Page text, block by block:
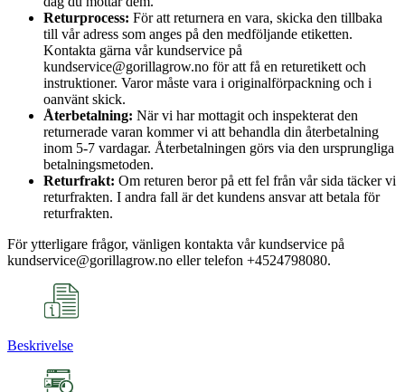
Returprocess: För att returnera en vara, skicka den tillbaka
till vår adress som anges på den medföljande etiketten.
Kontakta gärna vår kundservice på
kundservice@gorillagrow.no för att få en returetikett och
instruktioner. Varor måste vara i originalförpackning och i
oanvänt skick.
Återbetalning: När vi har mottagit och inspekterat den
returnerade varan kommer vi att behandla din återbetalning
inom 5-7 vardagar. Återbetalningen görs via den ursprungliga
betalningsmetoden.
Returfrakt: Om returen beror på ett fel från vår sida täcker vi
returfrakten. I andra fall är det kundens ansvar att betala för
returfrakten.
För ytterligare frågor, vänligen kontakta vår kundservice på
kundservice@gorillagrow.no eller telefon +4524798080.
Beskrivelse